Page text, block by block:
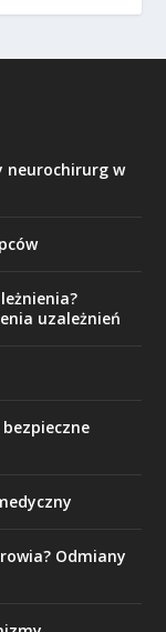
neurochirurg w
uzależnień
Odmiany